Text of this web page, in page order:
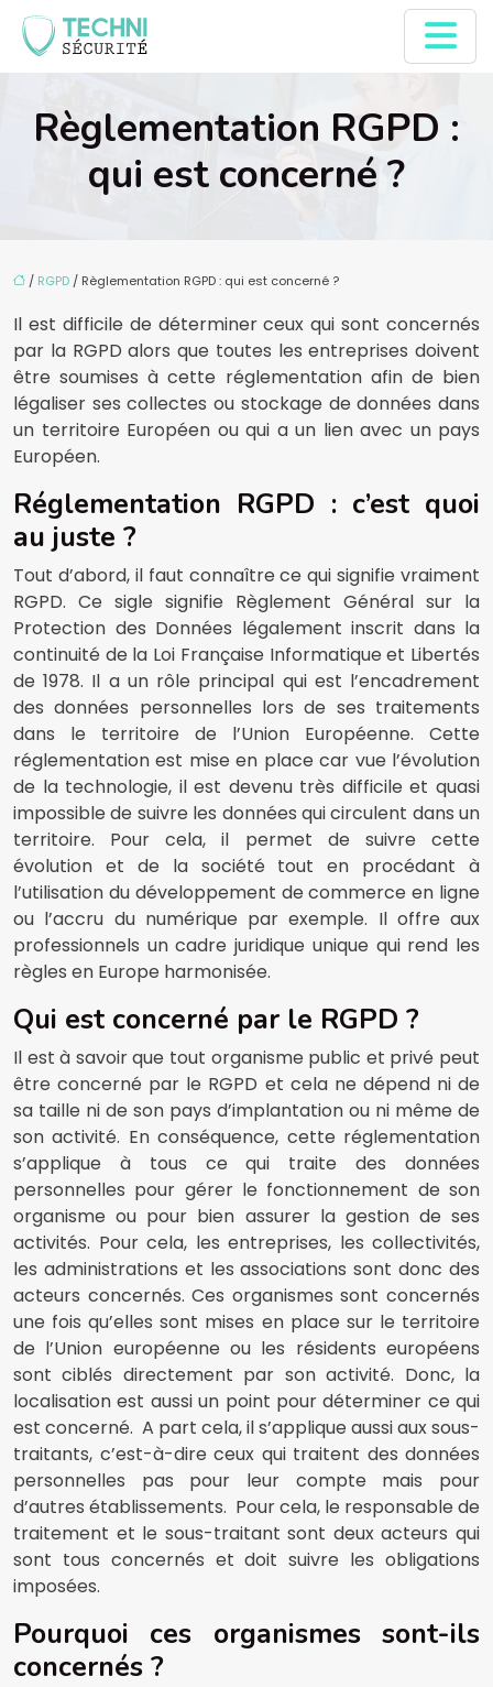
Règlementation RGPD :
qui est concerné ?
/ RGPD / Règlementation RGPD : qui est concerné ?
Il est difficile de déterminer ceux qui sont concernés
par la RGPD alors que toutes les entreprises doivent
être soumises à cette réglementation afin de bien
légaliser ses collectes ou stockage de données dans
un territoire Européen ou qui a un lien avec un pays
Européen.
Réglementation RGPD : c’est quoi
au juste ?
Tout d’abord, il faut connaître ce qui signifie vraiment
RGPD. Ce sigle signifie Règlement Général sur la
Protection des Données légalement inscrit dans la
continuité de la Loi Française Informatique et Libertés
de 1978. Il a un rôle principal qui est l’encadrement
des données personnelles lors de ses traitements
dans le territoire de l’Union Européenne. Cette
réglementation est mise en place car vue l’évolution
de la technologie, il est devenu très difficile et quasi
impossible de suivre les données qui circulent dans un
territoire. Pour cela, il permet de suivre cette
évolution et de la société tout en procédant à
l’utilisation du développement de commerce en ligne
ou l’accru du numérique par exemple. Il offre aux
professionnels un cadre juridique unique qui rend les
règles en Europe harmonisée.
Qui est concerné par le RGPD ?
Il est à savoir que tout organisme public et privé peut
être concerné par le RGPD et cela ne dépend ni de
sa taille ni de son pays d’implantation ou ni même de
son activité. En conséquence, cette réglementation
s’applique à tous ce qui traite des données
personnelles pour gérer le fonctionnement de son
organisme ou pour bien assurer la gestion de ses
activités. Pour cela, les entreprises, les collectivités,
les administrations et les associations sont donc des
acteurs concernés. Ces organismes sont concernés
une fois qu’elles sont mises en place sur le territoire
de l’Union européenne ou les résidents européens
sont ciblés directement par son activité. Donc, la
localisation est aussi un point pour déterminer ce qui
est concerné. A part cela, il s’applique aussi aux sous-
traitants, c’est-à-dire ceux qui traitent des données
personnelles pas pour leur compte mais pour
d’autres établissements. Pour cela, le responsable de
traitement et le sous-traitant sont deux acteurs qui
sont tous concernés et doit suivre les obligations
imposées.
Pourquoi ces organismes sont-ils
concernés ?